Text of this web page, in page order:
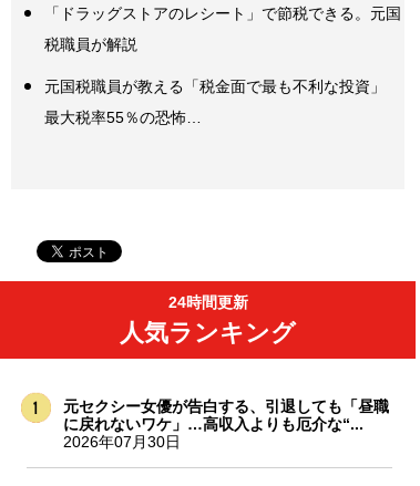
「ドラッグストアのレシート」で節税できる。元国
税職員が解説
元国税職員が教える「税金面で最も不利な投資」
最大税率55％の恐怖…
24時間更新
人気ランキング
元セクシー女優が告白する、引退しても「昼職
に戻れないワケ」…高収入よりも厄介な“...
2026年07月30日